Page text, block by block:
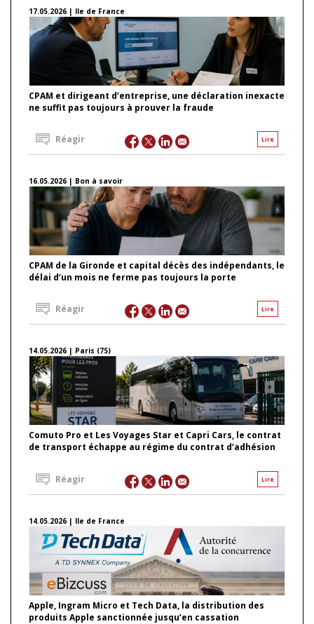
17.05.2026 | Ile de France
CPAM et dirigeant d’entreprise, une déclaration inexacte
ne suffit pas toujours à prouver la fraude
Lire
Réagir
16.05.2026 | Bon à savoir
CPAM de la Gironde et capital décès des indépendants, le
délai d’un mois ne ferme pas toujours la porte
Lire
Réagir
14.05.2026 | Paris (75)
Comuto Pro et Les Voyages Star et Capri Cars, le contrat
de transport échappe au régime du contrat d’adhésion
Lire
Réagir
14.05.2026 | Ile de France
Apple, Ingram Micro et Tech Data, la distribution des
produits Apple sanctionnée jusqu’en cassation